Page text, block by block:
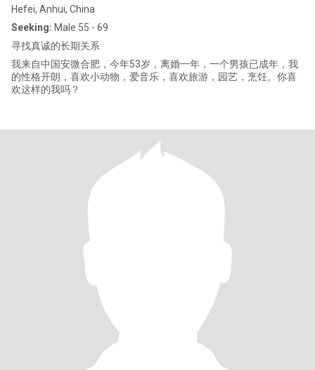
Hefei, Anhui, China
Seeking: Male 55 - 69
寻找真诚的长期关系
我来自中国安微合肥，今年53岁，离婚一年，一个男孩已成年，我
的性格开朗，喜欢小动物，爱音乐，喜欢旅游，园艺，烹饪。你喜
欢这样的我吗？